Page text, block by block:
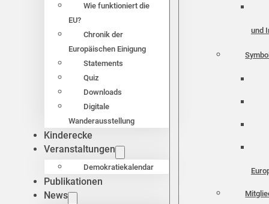
Wie funktioniert die
EU?
Chronik der
Europäischen Einigung
Statements
Quiz
Downloads
Digitale
Wanderausstellung
Kinderecke
Veranstaltungen
Demokratiekalendar
Publikationen
News
und